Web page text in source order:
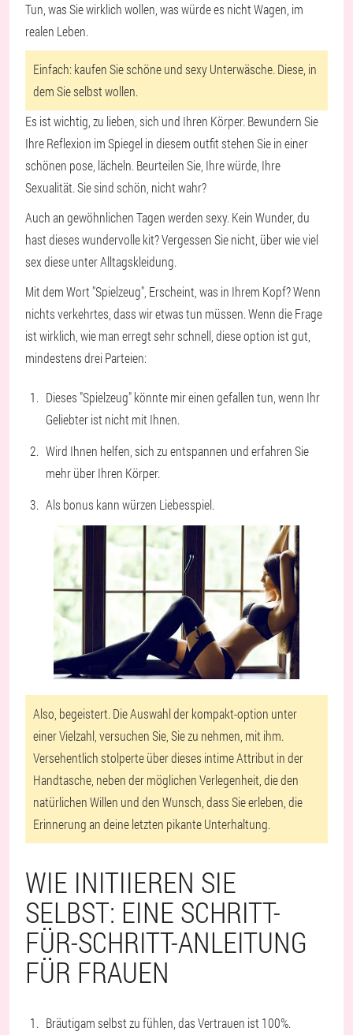
Tun, was Sie wirklich wollen, was würde es nicht Wagen, im
realen Leben.
Einfach: kaufen Sie schöne und sexy Unterwäsche. Diese, in
dem Sie selbst wollen.
Es ist wichtig, zu lieben, sich und Ihren Körper. Bewundern Sie
Ihre Reflexion im Spiegel in diesem outfit stehen Sie in einer
schönen pose, lächeln. Beurteilen Sie, Ihre würde, Ihre
Sexualität. Sie sind schön, nicht wahr?
Auch an gewöhnlichen Tagen werden sexy. Kein Wunder, du
hast dieses wundervolle kit? Vergessen Sie nicht, über wie viel
sex diese unter Alltagskleidung.
Mit dem Wort "Spielzeug", Erscheint, was in Ihrem Kopf? Wenn
nichts verkehrtes, dass wir etwas tun müssen. Wenn die Frage
ist wirklich, wie man erregt sehr schnell, diese option ist gut,
mindestens drei Parteien:
Dieses "Spielzeug" könnte mir einen gefallen tun, wenn Ihr
Geliebter ist nicht mit Ihnen.
Wird Ihnen helfen, sich zu entspannen und erfahren Sie
mehr über Ihren Körper.
Als bonus kann würzen Liebesspiel.
Also, begeistert. Die Auswahl der kompakt-option unter
einer Vielzahl, versuchen Sie, Sie zu nehmen, mit ihm.
Versehentlich stolperte über dieses intime Attribut in der
Handtasche, neben der möglichen Verlegenheit, die den
natürlichen Willen und den Wunsch, dass Sie erleben, die
Erinnerung an deine letzten pikante Unterhaltung.
WIE INITIIEREN SIE
SELBST: EINE SCHRITT-
FÜR-SCHRITT-ANLEITUNG
FÜR FRAUEN
Bräutigam selbst zu fühlen, das Vertrauen ist 100%.